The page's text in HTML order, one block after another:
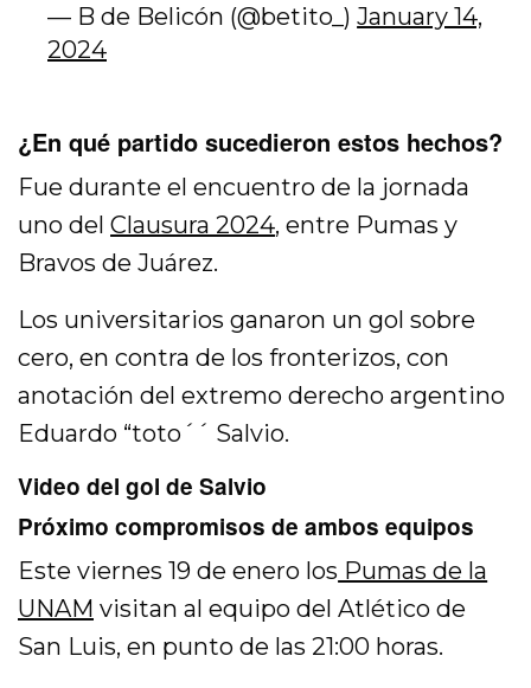
— B de Belicón (@betito_)January 14,
2024
¿En qué partido sucedieron estos hechos?
Fue durante el encuentro de la jornada
uno delClausura 2024, entre Pumas y
Bravos de Juárez.
Los universitarios ganaron un gol sobre
cero, en contra de los fronterizos, con
anotación del extremo derecho argentino
Eduardo “toto´´ Salvio.
Video del gol de Salvio
Próximo compromisos de ambos equipos
Este viernes 19 de enero los Pumas de la
UNAM visitan al equipo del Atlético de
San Luis, en punto de las 21:00 horas.